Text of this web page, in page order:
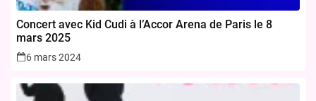
Concert avec Kid Cudi à l’Accor Arena de Paris le 8
mars 2025
6 mars 2024